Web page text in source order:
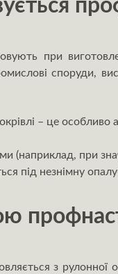
при
споруди,
– це особливо
(наприклад, при
під незнімну
з рулонної